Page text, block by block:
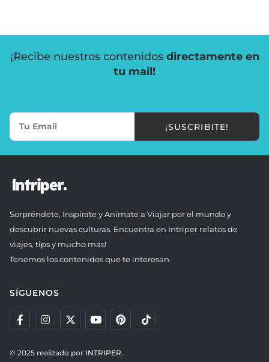
¡Recibe nuestros contenidos directamente en
tu mail!
¡SUSCRIBITE!
Sorpréndete, Inspírate y Anímate a Viajar por el mundo y
descubrir nuevas culturas. Encuentra en Intriper relatos de
viajes, tips y mucho más!
Tenemos los contenidos que te interesan.
SÍGUENOS
© 2025 realizado por INTRIPER.